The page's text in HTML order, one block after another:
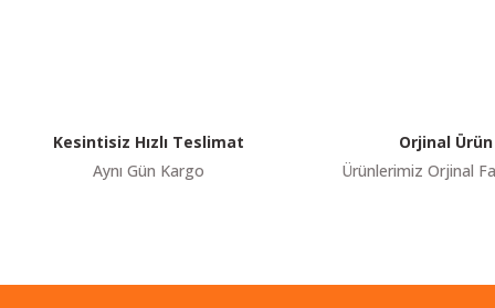
Ürün bilgilerinde hatalar bulunuyor.
Ürün fiyatı diğer sitelerden daha pahalı.
Kesintisiz Hızlı Teslimat
Aynı Gün Kargo
Orjinal Ürün
Ürünlerimiz Orjinal